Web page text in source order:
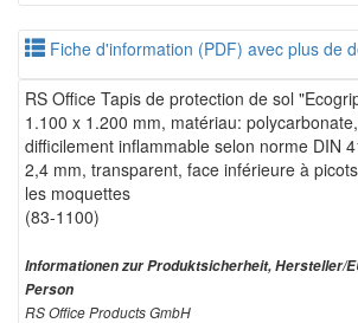
Fiche d'information (PDF) avec plus de
RS Office Tapis de protection de sol
1.100 x 1.200 mm, matériau:
difficilement inflammable selon norme DIN
2,4 mm, transparent, face inférieure à
les moquettes
(83-1100)
Informationen zur Produktsicherheit, Hersteller/
Person
RS Office Products GmbH